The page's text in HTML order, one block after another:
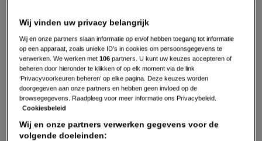
onderscheid.De Italiaanse, Spaanse, of Thaise keuken:
niks wordt door Jamie overgeslagen. Ieder land komt
aan bod met zijn eigen bijzondere ingrediënten en
gerechten!
Wij vinden uw privacy belangrijk
Wij en onze partners slaan informatie op en/of hebben toegang tot informatie
op een apparaat, zoals unieke ID’s in cookies om persoonsgegevens te
verwerken. We werken met106 partners. U kunt uw keuzes accepteren of
beheren door hieronder te klikken of op elk moment via de link
‘Privacyvoorkeuren beheren’ op elke pagina. Deze keuzes worden
doorgegeven aan onze partners en hebben geen invloed op de
browsegegevens. Raadpleeg voor meer informatie ons Privacybeleid.
Cookiesbeleid
Wij en onze partners verwerken gegevens voor de
volgende doeleinden: